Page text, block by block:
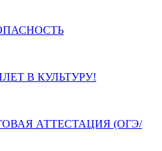
В КУЛЬТУРУ!
АТТЕСТАЦИЯ (ОГЭ/